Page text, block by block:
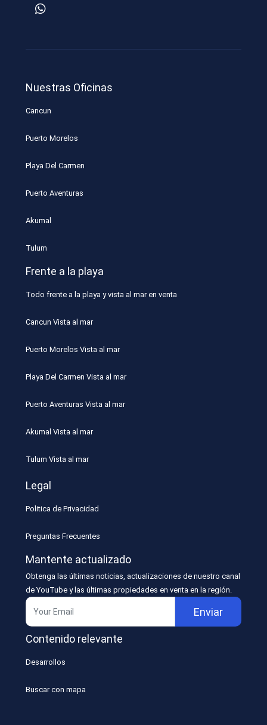
Nuestras Oficinas
Cancun
Puerto Morelos
Playa Del Carmen
Puerto Aventuras
Akumal
Tulum
Frente a la playa
Todo frente a la playa y vista al mar en venta
Cancun Vista al mar
Puerto Morelos Vista al mar
Playa Del Carmen Vista al mar
Puerto Aventuras Vista al mar
Akumal Vista al mar
Tulum Vista al mar
Legal
Politica de Privacidad
Preguntas Frecuentes
Mantente actualizado
Obtenga las últimas noticias, actualizaciones de nuestro canal
de YouTube y las últimas propiedades en venta en la región.
Enviar
Contenido relevante
Desarrollos
Buscar con mapa